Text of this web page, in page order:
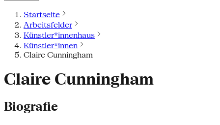
Startseite
Arbeitsfelder
Künstler*innenhaus
Künstler*innen
Claire Cunningham
Claire Cunningham
Biografie